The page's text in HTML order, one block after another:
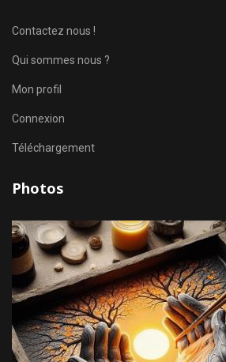
Contactez nous !
Qui sommes nous ?
Mon profil
Connexion
Téléchargement
Photos